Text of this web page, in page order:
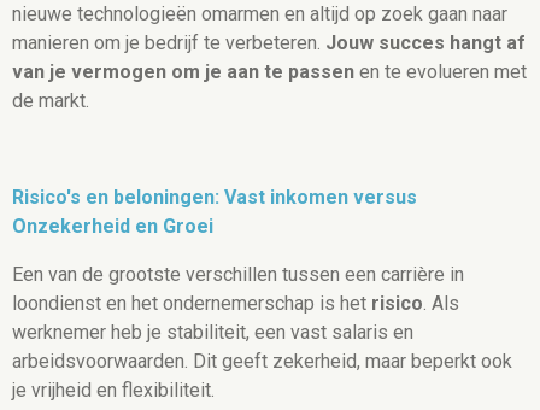
nieuwe technologieën omarmen en altijd op zoek gaan naar
manieren om je bedrijf te verbeteren. Jouw succes hangt af
van je vermogen om je aan te passen en te evolueren met
de markt.
Risico's en beloningen: Vast inkomen versus
Onzekerheid en Groei
Een van de grootste verschillen tussen een carrière in
loondienst en het ondernemerschap is het risico . Als
werknemer heb je stabiliteit, een vast salaris en
arbeidsvoorwaarden. Dit geeft zekerheid, maar beperkt ook
je vrijheid en flexibiliteit.